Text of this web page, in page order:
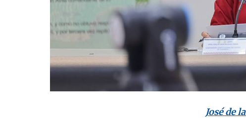
José de